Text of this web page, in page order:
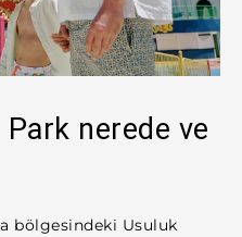
nerede ve
bölgesindeki Usuluk